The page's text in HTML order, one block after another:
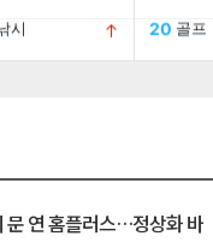
문 연 홈플러스…정상화 바